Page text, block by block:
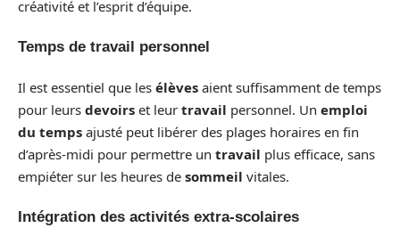
créativité et l’esprit d’équipe.
Temps de travail personnel
Il est essentiel que les élèves aient suffisamment de temps
pour leurs devoirs et leur travail personnel. Un emploi
du temps ajusté peut libérer des plages horaires en fin
d’après-midi pour permettre un travail plus efficace, sans
empiéter sur les heures de sommeil vitales.
Intégration des activités extra-scolaires